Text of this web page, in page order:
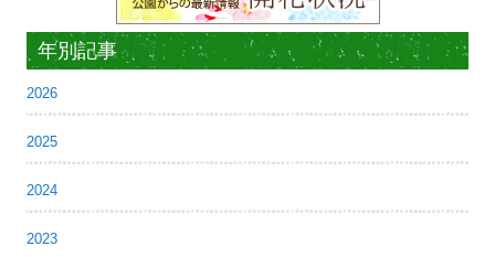
年別記事
2026
2025
2024
2023